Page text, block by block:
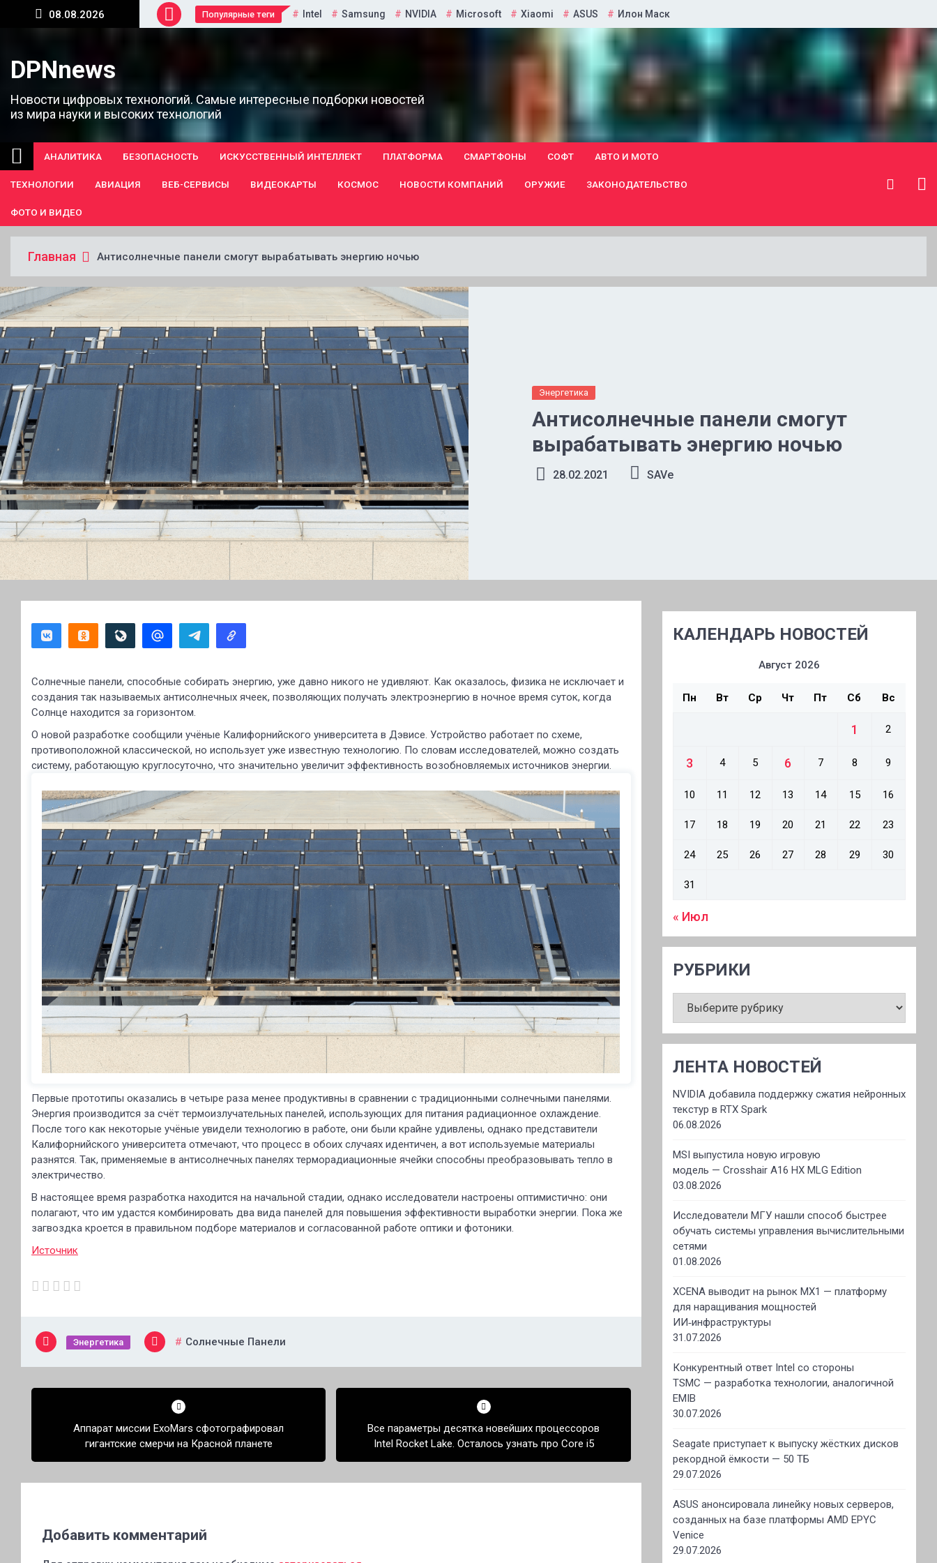
Перейти
08.08.2026 Популярные теги Intel Samsung NVIDIA Microsoft Xiaomi ASUS Илон Маск
DPNnews
Новости цифровых технологий. Самые интересные подборки новостей
из мира науки и высоких технологий
АНАЛИТИКА БЕЗОПАСНОСТЬ ИСКУССТВЕННЫЙ ИНТЕЛЛЕКТ ПЛАТФОРМА СМАРТФОНЫ СОФТ АВТО И МОТО
ТЕХНОЛОГИИ АВИАЦИЯ ВЕБ-СЕРВИСЫ ВИДЕОКАРТЫ КОСМОС НОВОСТИ КОМПАНИЙ ОРУЖИЕ ЗАКОНОДАТЕЛЬСТВО
ФОТО И ВИДЕО
Главная Антисолнечные панели смогут вырабатывать энергию ночью
Энергетика
Антисолнечные панели смогут
вырабатывать энергию ночью
28.02.2021 SAVe
Солнечные панели, способные собирать энергию, уже давно никого не удивляют. Как оказалось, физика не исключает и
создания так называемых антисолнечных ячеек, позволяющих получать электроэнергию в ночное время суток, когда
Солнце находится за горизонтом.
О новой разработке сообщили учёные Калифорнийского университета в Дэвисе. Устройство работает по схеме,
противоположной классической, но использует уже известную технологию. По словам исследователей, можно создать
систему, работающую круглосуточно, что значительно увеличит эффективность возобновляемых источников энергии.
Первые прототипы оказались в четыре раза менее продуктивны в сравнении с традиционными солнечными панелями.
Энергия производится за счёт термоизлучательных панелей, использующих для питания радиационное охлаждение.
После того как некоторые учёные увидели технологию в работе, они были крайне удивлены, однако представители
Калифорнийского университета отмечают, что процесс в обоих случаях идентичен, а вот используемые материалы
разнятся. Так, применяемые в антисолнечных панелях терморадиационные ячейки способны преобразовывать тепло в
электричество.
В настоящее время разработка находится на начальной стадии, однако исследователи настроены оптимистично: они
полагают, что им удастся комбинировать два вида панелей для повышения эффективности выработки энергии. Пока же
загвоздка кроется в правильном подборе материалов и согласованной работе оптики и фотоники.
Источник
Энергетика Солнечные Панели
Навигация
записямАппарат миссии ExoMars сфотографировал
гигантские смерчи на Красной планете
Все параметры десятка новейших процессоров
Intel Rocket Lake. Осталось узнать про Core i5
Добавить комментарий
КАЛЕНДАРЬ НОВОСТЕЙ
Август 2026
Пн Вт Ср Чт Пт Сб Вс
1 2
3 4 5 6 7 8 9
10 11 12 13 14 15 16
17 18 19 20 21 22 23
24 25 26 27 28 29 30
31
« Июл
РУБРИКИ
ЛЕНТА НОВОСТЕЙ
NVIDIA добавила поддержку сжатия нейронных
текстур в RTX Spark
06.08.2026
MSI выпустила новую игровую
модель — Crosshair A16 HX MLG Edition
03.08.2026
Исследователи МГУ нашли способ быстрее
обучать системы управления вычислительными
сетями
01.08.2026
XCENA выводит на рынок MX1 — платформу
для наращивания мощностей
ИИ‑инфраструктуры
31.07.2026
Конкурентный ответ Intel со стороны
TSMC — разработка технологии, аналогичной
EMIB
30.07.2026
Seagate приступает к выпуску жёстких дисков
рекордной ёмкости — 50 ТБ
29.07.2026
ASUS анонсировала линейку новых серверов,
созданных на базе платформы AMD EPYC
Venice
29.07.2026